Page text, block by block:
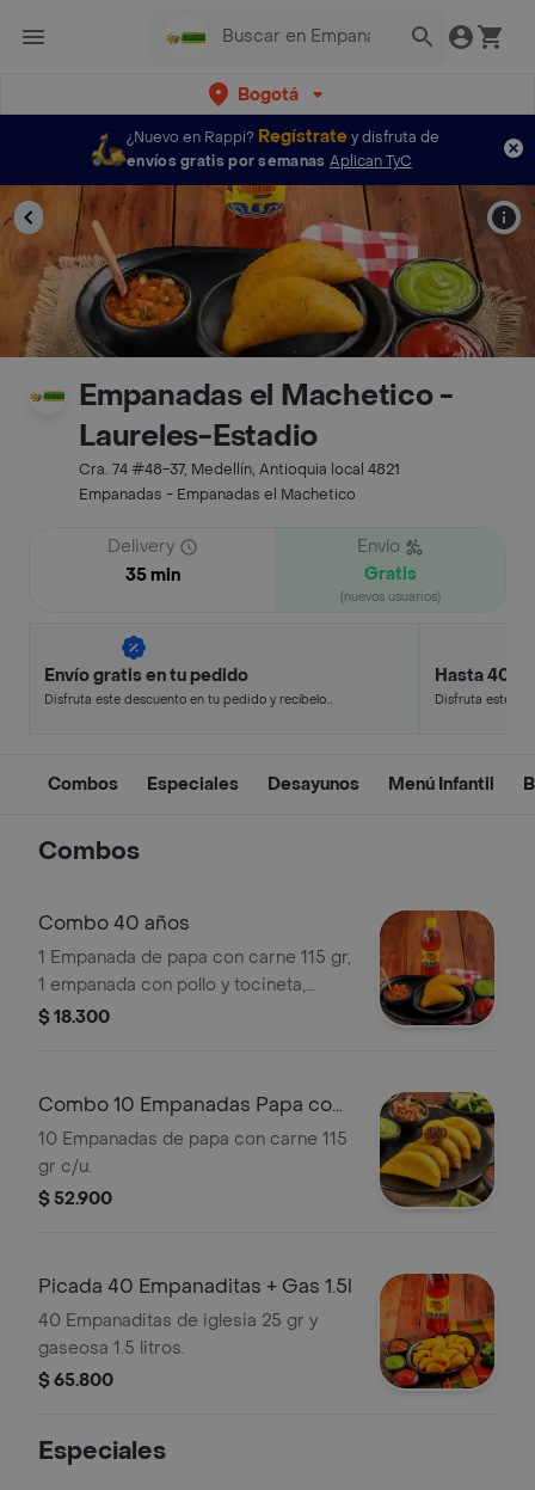
Bogotá
¿Nuevo en Rappi? Regístratey disfruta de
envíos gratis por semanas Aplican TyC
Empanadas el Machetico -
Laureles-Estadio
Cra. 74 #48-37, Medellín, Antioquia local 4821
Empanadas - Empanadas el Machetico
Delivery
35 min
Envío
Gratis
(nuevos usuarios)
Envío gratis en tu pedido
Disfruta este descuento en tu pedido y recíbelo
Hasta 40%
Disfruta este
Combos Especiales Desayunos Menú Infantil
Combos
Combo 40 años
1 Empanada de papa con carne 115 gr,
1 empanada con pollo y tocineta,
bebida .
$ 18.300
Combo 10 Empanadas Papa con
Carne
10 Empanadas de papa con carne 115
gr c/u.
$ 52.900
Picada 40 Empanaditas + Gas 1.5l
40 Empanaditas de iglesia 25 gr y
gaseosa 1.5 litros.
$ 65.800
Especiales